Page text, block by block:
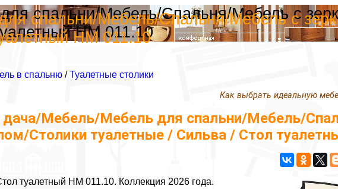
спальни/Мебель/Спальня/Мебель с
НМ 011.10
спальни/Мебель/Спальня/Мебель с
НМ 011.10
в спальню /Туалетные столики
Как выбрать идеальную
Мебель/Мебель для спальни/Мебель/
Столики туалетные / Сильва / Стол
туалетный НМ 011.10. Коллекция 2026 года.